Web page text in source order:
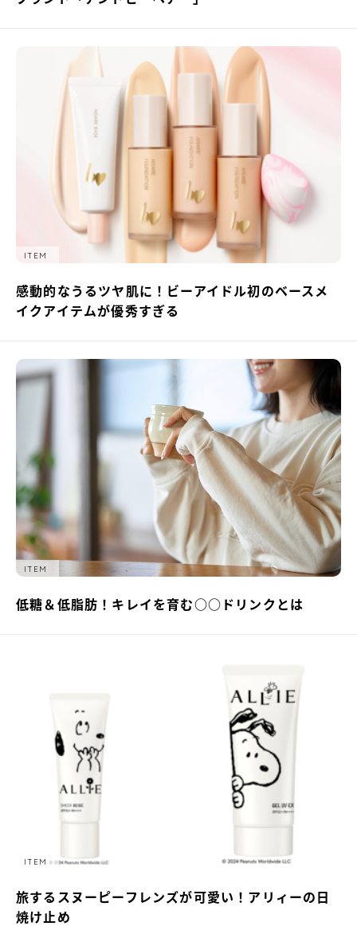
ITEM
感動的なうるツヤ肌に！ビーアイドル初のベースメ
イクアイテムが優秀すぎる
ITEM
低糖＆低脂肪！キレイを育む○○ドリンクとは
ITEM
旅するスヌーピーフレンズが可愛い！アリィーの日
焼け止め